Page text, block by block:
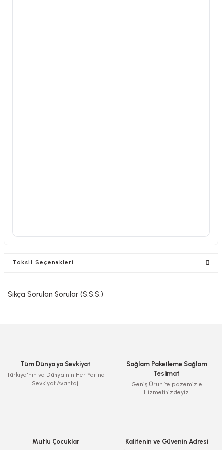
Taksit Seçenekleri
Sıkça Sorulan Sorular (S.S.S.)
Tüm Dünya'ya Sevkiyat
Türkiye'nin ve Dünya'nın Her Yerine
Sevkiyat Avantajı
Sağlam Paketleme Sağlam
Teslimat
Geniş Ürün Yelpazemizle
Hizmetinizdeyiz.
Mutlu Çocuklar Kalitenin ve Güvenin Adresi